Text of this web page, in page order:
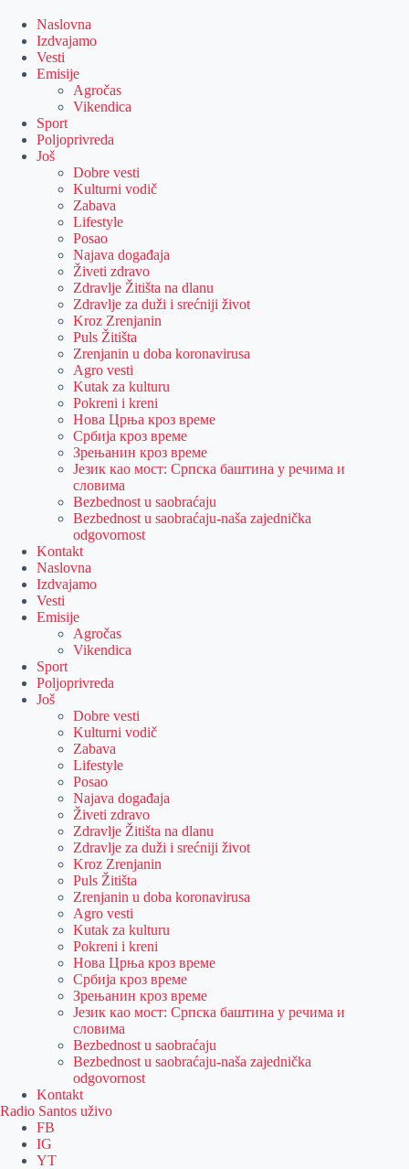
content
Naslovna
Izdvajamo
Vesti
Emisije
Agročas
Vikendica
Sport
Poljoprivreda
Još
Dobre vesti
Kulturni vodič
Zabava
Lifestyle
Posao
Najava događaja
Živeti zdravo
Zdravlje Žitišta na dlanu
Zdravlje za duži i srećniji život
Kroz Zrenjanin
Puls Žitišta
Zrenjanin u doba koronavirusa
Agro vesti
Kutak za kulturu
Pokreni i kreni
Нова Црња кроз време
Србија кроз време
Зрењанин кроз време
Језик као мост: Српска баштина у речима и
словима
Bezbednost u saobraćaju
Bezbednost u saobraćaju-naša zajednička
odgovornost
Kontakt
Naslovna
Izdvajamo
Vesti
Emisije
Agročas
Vikendica
Sport
Poljoprivreda
Još
Dobre vesti
Kulturni vodič
Zabava
Lifestyle
Posao
Najava događaja
Živeti zdravo
Zdravlje Žitišta na dlanu
Zdravlje za duži i srećniji život
Kroz Zrenjanin
Puls Žitišta
Zrenjanin u doba koronavirusa
Agro vesti
Kutak za kulturu
Pokreni i kreni
Нова Црња кроз време
Србија кроз време
Зрењанин кроз време
Језик као мост: Српска баштина у речима и
словима
Bezbednost u saobraćaju
Bezbednost u saobraćaju-naša zajednička
odgovornost
Kontakt
Radio Santos uživo
FB
IG
YT